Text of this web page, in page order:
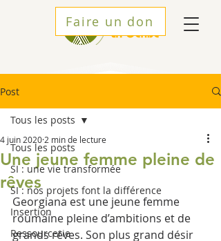
Faire un don
Post
Tous les posts
SI : une vie transformée
SI : nos projets font la différence
Insertion
Ressourcerie
Tous les posts
Une jeune femme pleine de
rêves
4 juin 2020 2 min de lecture
Georgiana est une jeune femme
roumaine pleine d’ambitions et de
grands rêves. Son plus grand désir